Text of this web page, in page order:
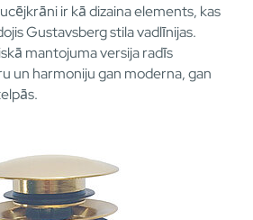
ir kā dizaina elements, kas
Gustavsberg stila vadlīnijas.
mantojuma versija radīs
un harmoniju gan moderna, gan